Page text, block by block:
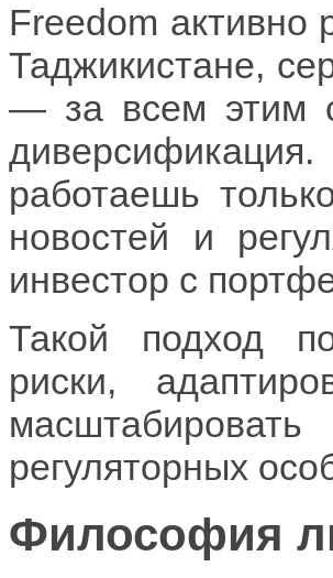
Freedom активно
Таджикистане,
— за всем этим
работаешь
новостей и
инвестор с
Такой подход
риски,
регуляторных
Философия